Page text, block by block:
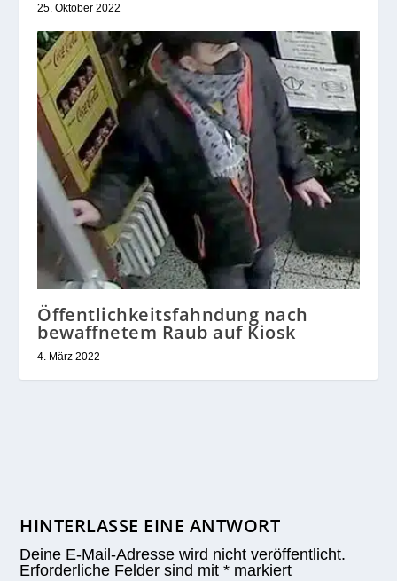
25. Oktober 2022
Öffentlichkeitsfahndung nach
bewaffnetem Raub auf Kiosk
4. März 2022
HINTERLASSE EINE ANTWORT
Deine E-Mail-Adresse wird nicht veröffentlicht.
Erforderliche Felder sind mit* markiert